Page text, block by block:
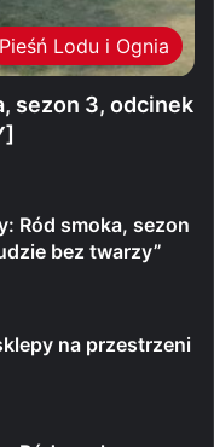
Pieśń Lodu i Ognia
sezon 3, odcinek
Ród smoka, sezon
bez twarzy”
na przestrzeni